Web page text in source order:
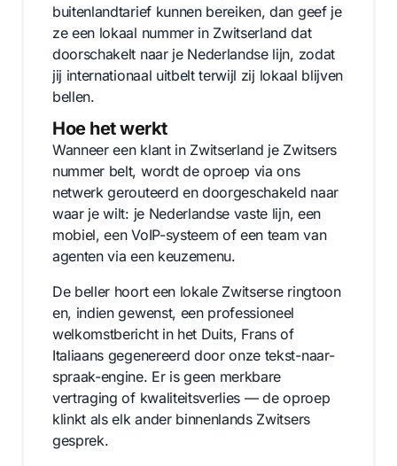
buitenlandtarief kunnen bereiken, dan geef je
ze een lokaal nummer in Zwitserland dat
doorschakelt naar je Nederlandse lijn, zodat
jij internationaal uitbelt terwijl zij lokaal blijven
bellen.
Hoe het werkt
Wanneer een klant in Zwitserland je Zwitsers
nummer belt, wordt de oproep via ons
netwerk gerouteerd en doorgeschakeld naar
waar je wilt: je Nederlandse vaste lijn, een
mobiel, een VoIP-systeem of een team van
agenten via een keuzemenu.
De beller hoort een lokale Zwitserse ringtoon
en, indien gewenst, een professioneel
welkomstbericht in het Duits, Frans of
Italiaans gegenereerd door onze tekst-naar-
spraak-engine. Er is geen merkbare
vertraging of kwaliteitsverlies — de oproep
klinkt als elk ander binnenlands Zwitsers
gesprek.